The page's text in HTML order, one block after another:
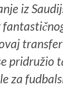
iz
pridružio
za